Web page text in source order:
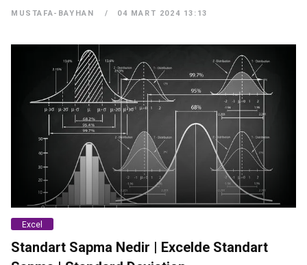
MUSTAFA-BAYHAN 04 MART 2024 13:13
Excel
Standart Sapma Nedir | Excelde Standart